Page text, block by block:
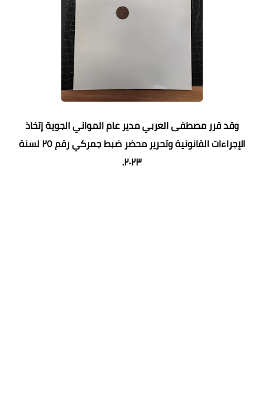
وقد قرر مصطفى العربي مدير عام المواني الجوية إتخاذ
الإجراءات القانونية وتحرير محضر ضبط جمركي رقم ٢٥ لسنة
٢٠٢٣.